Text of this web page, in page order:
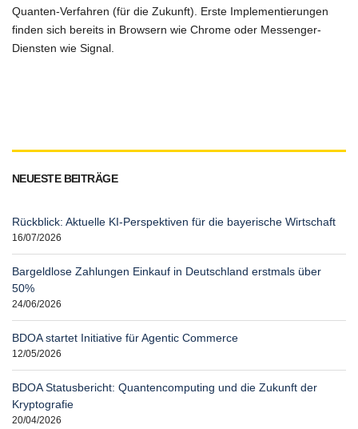
Quanten-Verfahren (für die Zukunft). Erste Implementierungen
finden sich bereits in Browsern wie Chrome oder Messenger-
Diensten wie Signal.
NEUESTE BEITRÄGE
Rückblick: Aktuelle KI-Perspektiven für die bayerische Wirtschaft
16/07/2026
Bargeldlose Zahlungen Einkauf in Deutschland erstmals über
50%
24/06/2026
BDOA startet Initiative für Agentic Commerce
12/05/2026
BDOA Statusbericht: Quantencomputing und die Zukunft der
Kryptografie
20/04/2026